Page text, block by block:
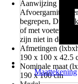
Aanwijzing
Afvoergarnituur
begrepen, Dit
of met voeten.
zijn niet in de
Afmetingen
190 x 100 x 42.5
Nominale maat
190 x 100 cm
Maattekening